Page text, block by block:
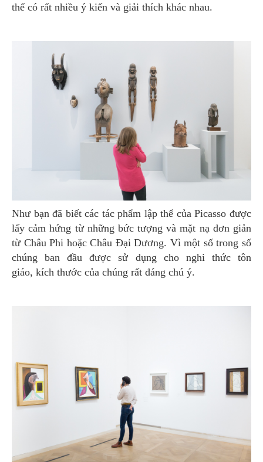
thế có rất nhiều ý kiến và giải thích khác nhau.
Như bạn đã biết các tác phẩm lập thể của Picasso được
lấy cảm hứng từ những bức tượng và mặt nạ đơn giản
từ Châu Phi hoặc Châu Đại Dương. Vì một số trong số
chúng ban đầu được sử dụng cho nghi thức tôn
giáo, kích thước của chúng rất đáng chú ý.